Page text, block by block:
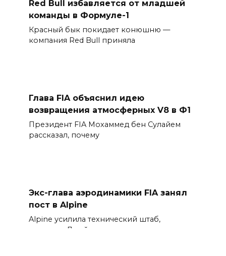
Red Bull избавляется от младшей
команды в Формуле-1
Красный бык покидает конюшню —
компания Red Bull приняла
Глава FIA объяснил идею
возвращения атмосферных V8 в Ф1
Президент FIA Мохаммед бен Сулайем
рассказал, почему
Экс-глава аэродинамики FIA занял
пост в Alpine
Alpine усилила технический штаб,
назначив Джейсона